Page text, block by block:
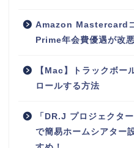
Amazon Mastercard
Prime年会費優遇が改悪
【Mac】トラックボー
ロールする方法
「DR.J プロジェクタ
で簡易ホームシアター